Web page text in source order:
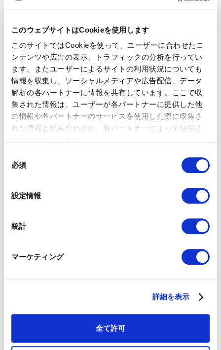
このウェブサイトはCookieを使用します
このサイトではCookieを使って、ユーザーに合わせたコ
ンテンツや広告の表示、トラフィックの分析を行ってい
ます。またユーザーによるサイトの利用状況についても
情報を収集し、ソーシャルメディアや広告配信、データ
解析の各パートナーに情報を共有しています。ここで収
集された情報は、ユーザーが各パートナーに提供した他
の情報や各パートナーのサービスを使用した際に収集さ
れた情報と組み合わされ、各パートナーによって使用さ
必須
設定情報
統計
マーケティング
詳細を表示
全て許可
（二木様）実務に関連するテーマがしっかり網羅されて
に落とし込みロールプレイするという研修スタイルが知
識だけで終わらず実践まで繋がっているプログラムだっ
たと思います。
特にマーケティングオペレーションを組織単位で実行す
る重要性や役割を解説いただいたところが印象的でし
た。指数関数的に成長し続けているマーケティングテク
ノロジーについてキャッチアップしながら自社のオペレ
ーションを高度化していくことができる人財の重要性に
あらためて気づきました。マーケティングとテクノロジ
ーの両方に理解がある人財の獲得や育成は難易度が高い
ですが、組織として早く手を打たなければ実践できてい
きているということは、今後の旭化成グループの伸びし
ろとして期待できる部分だとも思いました。
（奥様）プログラムを通じてマーケティングの共通認識
が生まれチームとしての一体感や底上げに繋がったと感
じています。また、今まで漠然と実行していた施策がど
のように事業に貢献しているか可視化するためのフレー
ムワークも学べました。
今回のプログラムでは即実践可能な内容が多くありまし
化していく、サービスレベルアグリーメントをマーケテ
ィング部内でも運用する重要性を学びましたが、既にそ
たです。さらに、組織として実施していくことが一番肝
めることも大切ですが、組織として実践していかなけれ
ば再現性はないので、さらに実践できる組織を増やして
いくことができれば会社としても強くなるだろうという
期待感も生まれています。